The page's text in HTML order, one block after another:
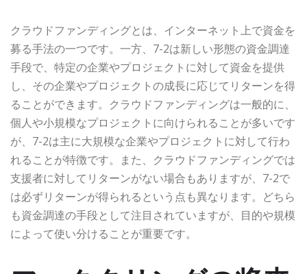
クラウドファンディングとは、インターネット上で資金を
募る手法の一つです。一方、7-2は新しい形態の資金調達
手段で、特定の企業やプロジェクトに対して資金を提供
し、その企業やプロジェクトの成長に応じてリターンを得
ることができます。クラウドファンディングは一般的に、
個人や小規模なプロジェクトに向けられることが多いです
が、7-2は主に大規模な企業やプロジェクトに対して行わ
れることが特徴です。また、クラウドファンディングでは
支援者に対してリターンがない場合もありますが、7-2で
は必ずリターンが得られるという点も異なります。どちら
も資金調達の手段として注目されていますが、目的や規模
によって使い分けることが重要です。